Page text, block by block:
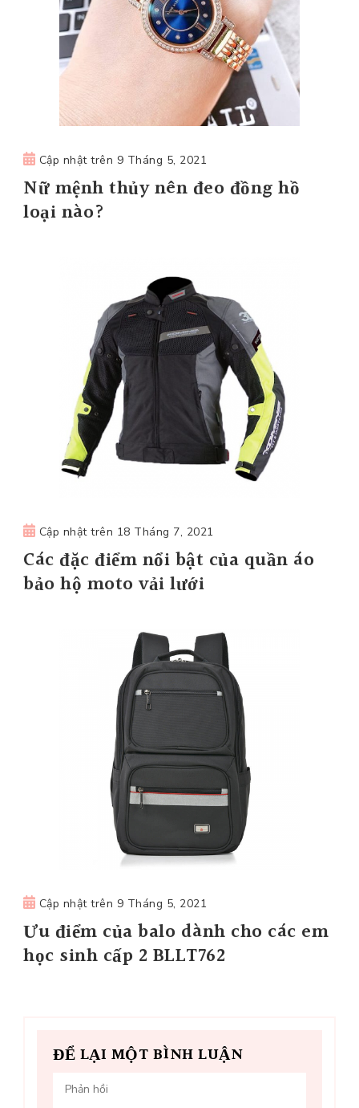
Cập nhật trên 9 Tháng 5, 2021
Nữ mệnh thủy nên đeo đồng hồ
loại nào?
Cập nhật trên 18 Tháng 7, 2021
Các đặc điểm nổi bật của quần áo
bảo hộ moto vải lưới
Cập nhật trên 9 Tháng 5, 2021
Ưu điểm của balo dành cho các em
học sinh cấp 2 BLLT762
ĐỂ LẠI MỘT BÌNH LUẬN